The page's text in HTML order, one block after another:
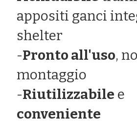
appositi ganci
shelter
-Pronto all'uso,
montaggio
-Riutilizzabile
conveniente